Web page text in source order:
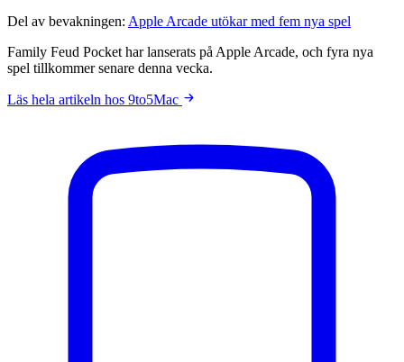
Del av bevakningen: Apple Arcade utökar med fem nya spel
Family Feud Pocket har lanserats på Apple Arcade, och fyra nya
spel tillkommer senare denna vecka.
Läs hela artikeln hos 9to5Mac